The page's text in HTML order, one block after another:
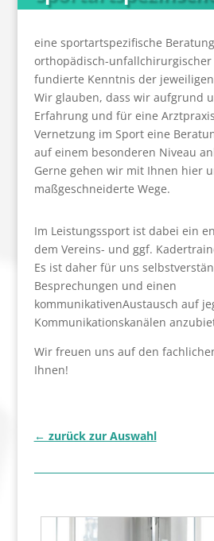
eine sportartspezifische
orthopädisch-unfallchirurgischer
fundierte Kenntnis der
Wir glauben, dass wir aufgrund
Erfahrung und für eine
Vernetzung im Sport eine
auf einem besonderen Niveau
Gerne gehen wir mit Ihnen hier
maßgeschneiderte Wege.
Im Leistungssport ist dabei ein
dem Vereins- und ggf.
Es ist daher für uns
Besprechungen und einen
kommunikativenAustausch auf
Kommunikationskanälen
Wir freuen uns auf den
Ihnen!
← zurück zur Auswahl